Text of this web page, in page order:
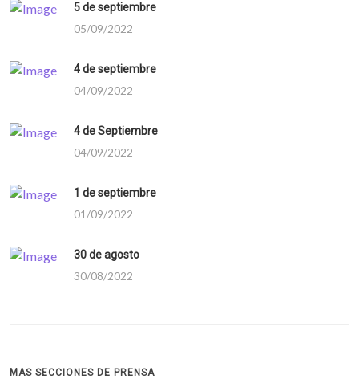
5 de septiembre
05/09/2022
4 de septiembre
04/09/2022
4 de Septiembre
04/09/2022
1 de septiembre
01/09/2022
30 de agosto
30/08/2022
MAS SECCIONES DE PRENSA